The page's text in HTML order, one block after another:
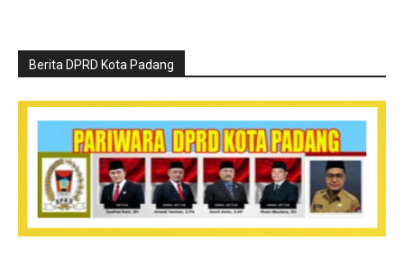
Berita DPRD Kota Padang